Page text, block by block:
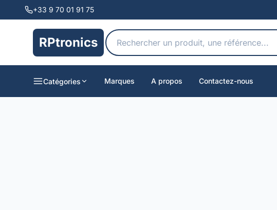
+33 9 70 01 91 75
RPtronics
Catégories Marques A propos Contactez-nous